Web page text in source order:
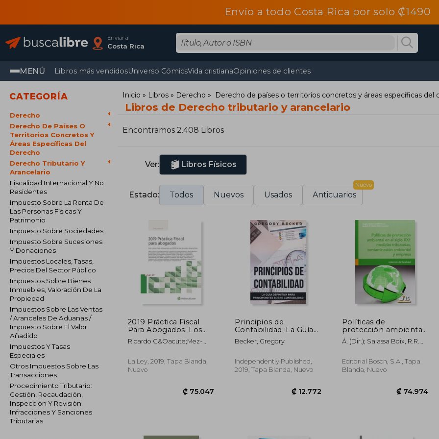
Envío a todo Costa Rica por solo ₡1490
Enviar a
Costa Rica
MENÚ Libros más vendidosUniverso CómicsVida cristianaOpiniones de clientes
CATEGORÍA
Derecho
Derecho De Países O
Territorios Concretos Y
Áreas Específicas Del
Derecho
Derecho Tributario Y
Arancelario
Fiscalidad Internacional Y No
Residentes
Impuesto Sobre La Renta De
Las Personas Físicas Y
Patrimonio
Impuesto Sobre Sociedades
Impuesto Sobre Sucesiones
Y Donaciones
Impuestos Locales, Tasas,
Precios Del Sector Público
Impuestos Sobre Bienes
Inmuebles, Valoración De La
Propiedad
Impuestos Sobre Las Ventas
/ Aranceles De Aduanas /
Impuesto Sobre El Valor
Añadido
Impuestos Y Tasas
Especiales
Otros Impuestos Sobre Las
Transacciones
Procedimiento Tributario:
Gestión, Recaudación,
Inspección Y Revisión.
Infracciones Y Sanciones
Tributarias
Inicio Libros Derecho Derecho de países o territorios concretos y áreas específicas del
Libros de Derecho tributario y arancelario
Encontramos 2.408 Libros
Ver: Libros Físicos
Estado: Todos Nuevos Usados Anticuarios
Nuevo
2019 Práctica Fiscal
Para Abogados: Los
Casos más Relevantes
en 2018 de los
Ricardo G&Oacute;Mez-
Tejada Fern&Aacute;Ndez
La Ley, 2019, Tapa Blanda,
Nuevo
Principios de
Contabilidad: La Guía
Definitiva Para
Principiantes Sobre
Becker, Gregory
Independently Published,
2019, Tapa Blanda, Nuevo
Políticas de
protección ambiental
en el siglo XXI:
medidas tributarias,
ambiental y empresa
Á. (dir.); Salassa Boix, R.R.
Boix... [et Al.] ; Urquizu
Cavallé
Editorial Bosch, S.A., Tapa
Blanda, Nuevo